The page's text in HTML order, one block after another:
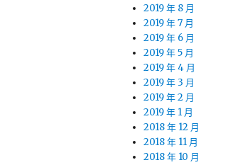
2019 年 8 月
2019 年 7 月
2019 年 6 月
2019 年 5 月
2019 年 4 月
2019 年 3 月
2019 年 2 月
2019 年 1 月
2018 年 12 月
2018 年 11 月
2018 年 10 月